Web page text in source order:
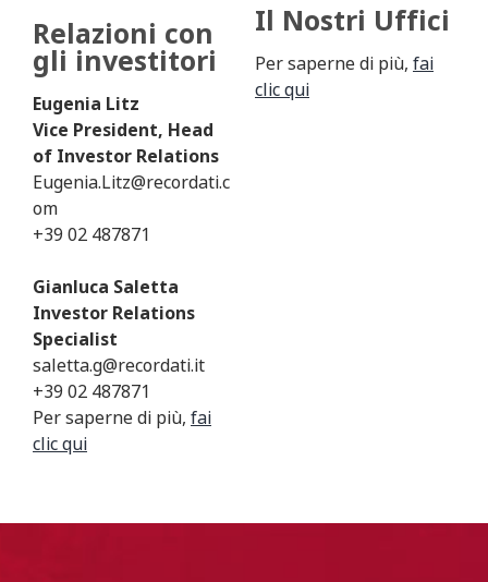
Relazioni con
gli investitori
Eugenia Litz
Vice President, Head
of Investor Relations
Eugenia.Litz@recordati.c
om
+39 02 487871
Gianluca Saletta
Investor Relations
Specialist
saletta.g@recordati.it
+39 02 487871
Per saperne di più, fai
clic qui
Il Nostri Uffici
Per saperne di più, fai
clic qui